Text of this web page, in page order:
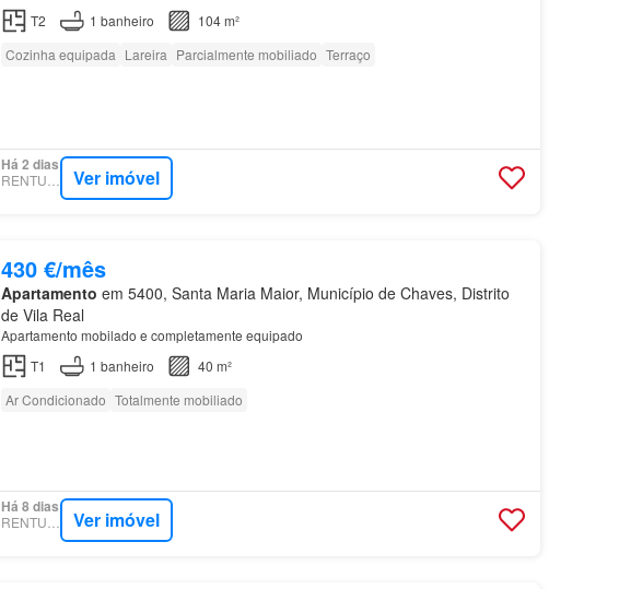
T2
1 banheiro
104 m²
Cozinha equipada Lareira Parcialmente mobiliado Terraço
Há 2 dias
RENTUMO Ver imóvel
430 €/mês
Apartamento em 5400, Santa Maria Maior, Município de Chaves, Distrito
de Vila Real
Apartamento mobilado e completamente equipado
T1
1 banheiro
40 m²
Ar Condicionado Totalmente mobiliado
Há 8 dias
RENTUMO Ver imóvel